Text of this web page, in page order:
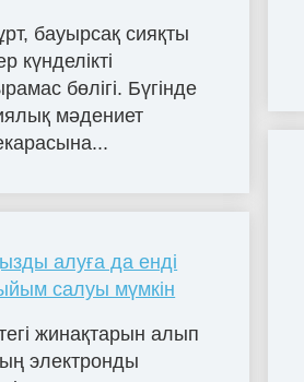
бауырсақ сияқты
күнделікті
бөлігі. Бүгінде
мәдениет
алуға да енді
салуы мүмкін
жинақтарын алып
электронды